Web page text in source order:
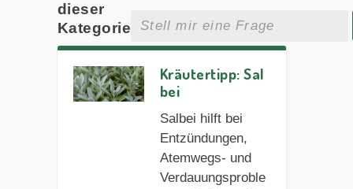
dieser
Kategorie
Kräutertipp: Sal
bei
Salbei hilft bei
Entzündungen,
Atemwegs- und
Verdauungsproble